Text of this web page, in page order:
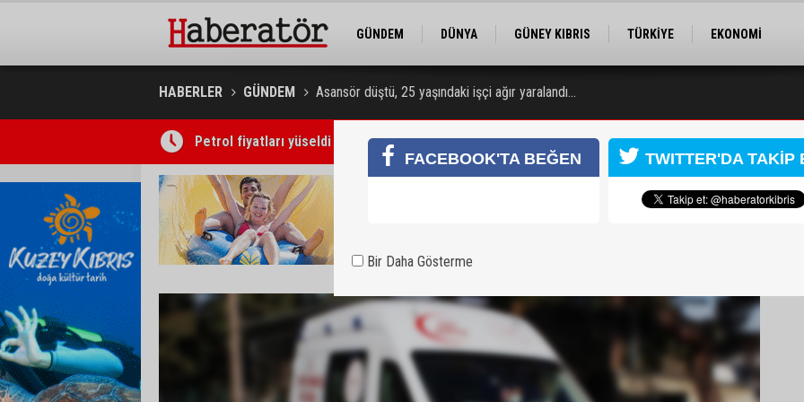
GÜNDEM DÜNYA GÜNEY KIBRIS TÜRKİYE
EKONOMİ
HABERLER GÜNDEM Asansör düştü, 25 yaşındaki işçi ağır yaralandı…
Petrol fiyatları yüseldi
FACEBOOK'TA BEĞEN TWITTER'DA TAKİP
Bir Daha Gösterme